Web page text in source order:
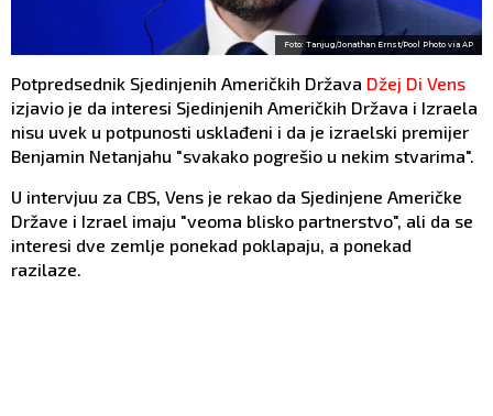
Foto: Tanjug/Jonathan Ernst/Pool Photo via AP
Potpredsednik Sjedinjenih Američkih Država Džej Di Vens
izjavio je da interesi Sjedinjenih Američkih Država i Izraela
nisu uvek u potpunosti usklađeni i da je izraelski premijer
Benjamin Netanjahu "svakako pogrešio u nekim stvarima".
U intervjuu za CBS, Vens je rekao da Sjedinjene Američke
Države i Izrael imaju "veoma blisko partnerstvo", ali da se
interesi dve zemlje ponekad poklapaju, a ponekad
razilaze.